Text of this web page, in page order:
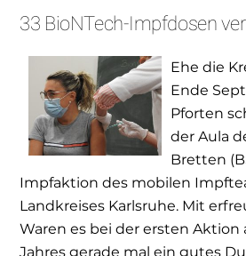
33 BioNTech-Impfdosen
Ehe die
Ende
Pforten
der Aula
Bretten
Impfaktion des mobilen
Landkreises Karlsruhe. Mit
Waren es bei der ersten Aktion
Jahres gerade mal ein gutes